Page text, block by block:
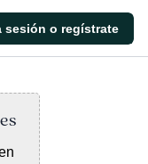
sesión o regístrate